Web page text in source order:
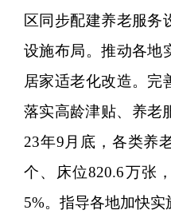
区同步配建养老服务
设施布局。推动各地
居家适老化改造。完
落实高龄津贴、养老
23年9月底，各类养
个、床位820.6万张
5%。指导各地加快